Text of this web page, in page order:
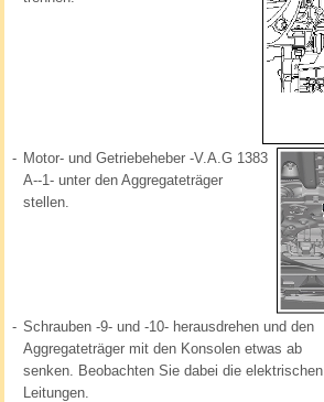
- Motor- und Getriebeheber -V.A.G 1383
A--1- unter den Aggregateträger
stellen.
- Schrauben -9- und -10- herausdrehen und den
Aggregateträger mit den Konsolen etwas ab
senken. Beobachten Sie dabei die elektrischen
Leitungen.